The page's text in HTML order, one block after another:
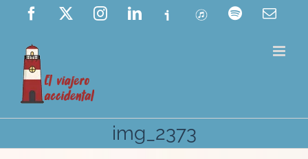
Saltar
contenido
Facebook InstagramLinkedIn
Ivoox ITunes Spotify
img_2373